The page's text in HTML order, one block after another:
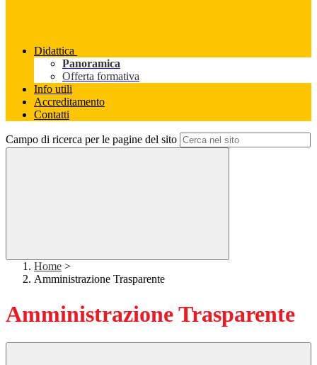
Didattica
Panoramica
Offerta formativa
Info utili
Accreditamento
Contatti
Campo di ricerca per le pagine del sito
Home >
Amministrazione Trasparente
Amministrazione Trasparente